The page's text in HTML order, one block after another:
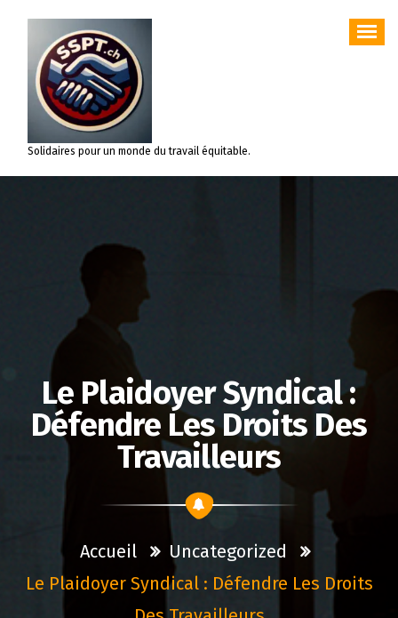
contenu
Solidaires pour un monde du travail équitable.
Le Plaidoyer Syndical :
Défendre Les Droits Des
Travailleurs
Accueil
Uncategorized
Le Plaidoyer Syndical : Défendre Les Droits